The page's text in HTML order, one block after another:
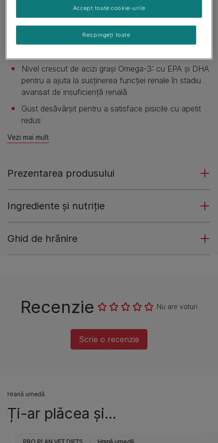
Formulă cu cantitate limitată de proteine de înaltă
calitate pentru a ajuta la diminuarea pierderii masei
musculare și a formării toxinelor și cantitate limitată
de fosfor pentru a ajuta la încetinirea progresiei
Nivel crescut de acizi grași Omega-3: cu EPA și DHA
pentru a ajuta la susținerea funcției renale în stadiu
avansat de insuficiență renală
Gust desăvârșit pentru a satisface pisicile cu apetit
redus
Vezi mai mult
Prezentarea produsului
Ingrediente și nutriție
Ghid de hrănire
Recenzie Nu are voturi
Scrie o recenzie
Hrană umedă
Ți-ar plăcea și...
Respingeți toate
Accept toate cookie-urile